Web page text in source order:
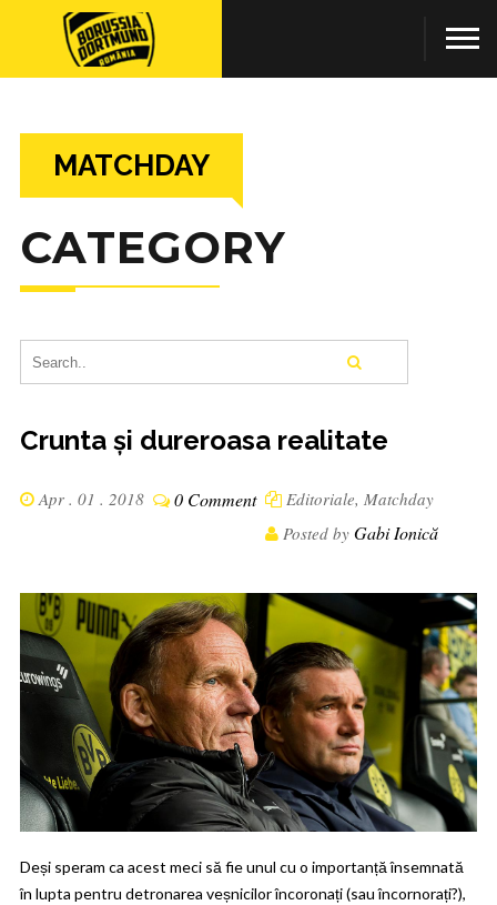
MATCHDAY
CATEGORY
Crunta și dureroasa realitate
Apr . 01 . 2018 0 Comment Editoriale, Matchday
Posted by Gabi Ionică
Deși speram ca acest meci să fie unul cu o importanță însemnată
în lupta pentru detronarea veșnicilor încoronați (sau încornorați?),